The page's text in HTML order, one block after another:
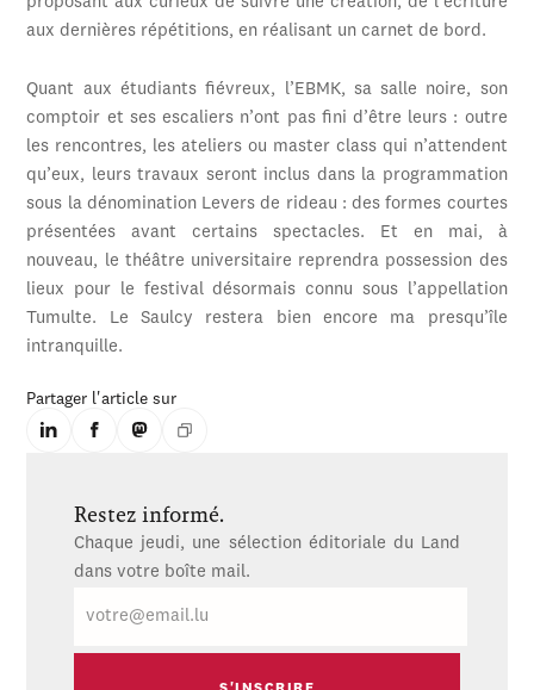
aux dernières répétitions, en réalisant un carnet de bord.
Quant aux étudiants fiévreux, l’EBMK, sa salle noire, son
comptoir et ses escaliers n’ont pas fini d’être leurs : outre
les rencontres, les ateliers ou master class qui n’attendent
qu’eux, leurs travaux seront inclus dans la programmation
sous la dénomination Levers de rideau : des formes courtes
présentées avant certains spectacles. Et en mai, à
nouveau, le théâtre universitaire reprendra possession des
lieux pour le festival désormais connu sous l’appellation
Tumulte. Le Saulcy restera bien encore ma presqu’île
intranquille.
Partager l'article sur
Restez informé.
Chaque jeudi, une sélection éditoriale du Land
dans votre boîte mail.
mail